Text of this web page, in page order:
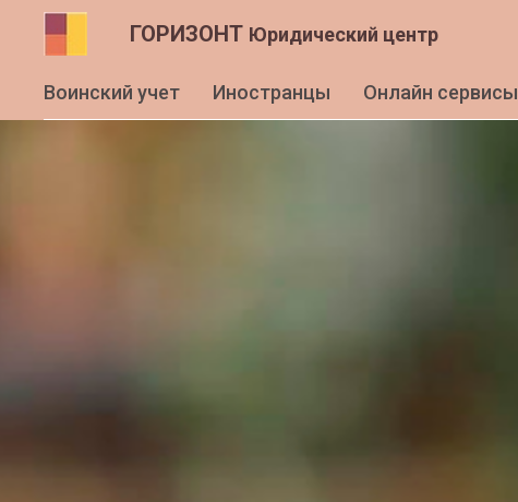
ГОРИЗОНТ Юридический центр
Воинский учет
Иностранцы Онлайн сервисы